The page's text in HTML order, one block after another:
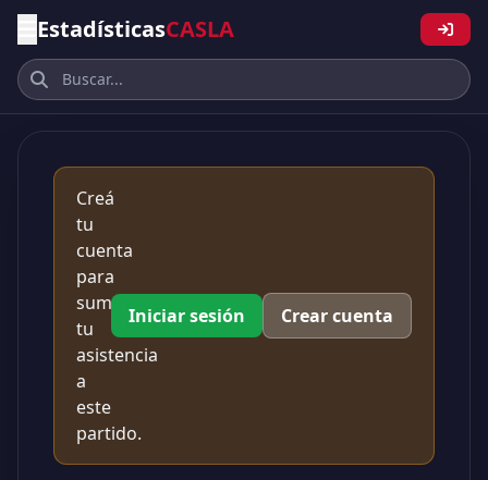
EstadísticasCASLA
Creá
tu
cuenta
para
sumar
tu
asistencia
a
este
partido.
Iniciar sesión Crear cuenta